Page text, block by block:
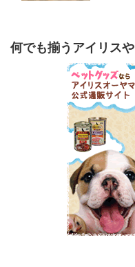
何でも揃うアイリスや